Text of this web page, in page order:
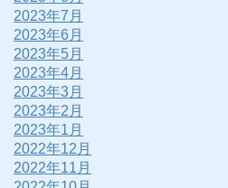
2023年7月
2023年6月
2023年5月
2023年4月
2023年3月
2023年2月
2023年1月
2022年12月
2022年11月